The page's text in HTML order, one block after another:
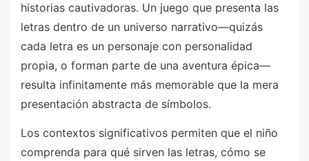
historias cautivadoras. Un juego que presenta las
letras dentro de un universo narrativo—quizás
cada letra es un personaje con personalidad
propia, o forman parte de una aventura épica—
resulta infinitamente más memorable que la mera
presentación abstracta de símbolos.
Los contextos significativos permiten que el niño
comprenda para qué sirven las letras, cómo se